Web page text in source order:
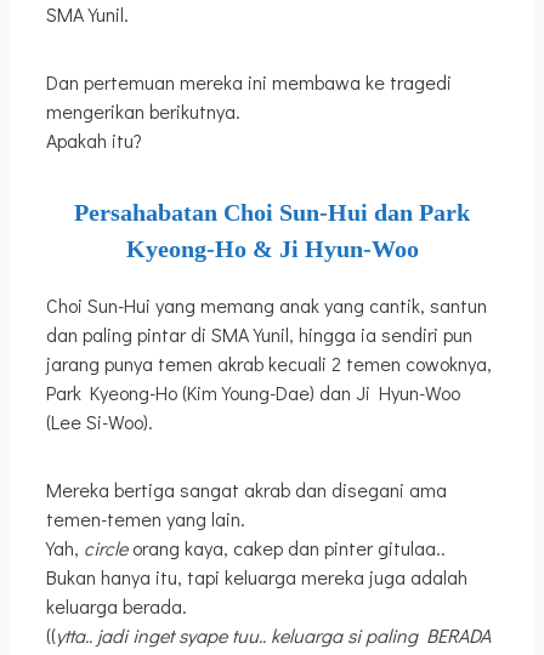
SMA Yunil.
Dan pertemuan mereka ini membawa ke tragedi
mengerikan berikutnya.
Apakah itu?
Persahabatan Choi Sun-Hui dan Park
Kyeong-Ho & Ji Hyun-Woo
Choi Sun-Hui yang memang anak yang cantik, santun
dan paling pintar di SMA Yunil, hingga ia sendiri pun
jarang punya temen akrab kecuali 2 temen cowoknya,
Park Kyeong-Ho (Kim Young-Dae) dan Ji Hyun-Woo
(Lee Si-Woo).
Mereka bertiga sangat akrab dan disegani ama
temen-temen yang lain.
Yah, circleorang kaya, cakep dan pinter gitulaa..
Bukan hanya itu, tapi keluarga mereka juga adalah
keluarga berada.
((ytta.. jadi inget syape tuu.. keluarga si paling BERADA